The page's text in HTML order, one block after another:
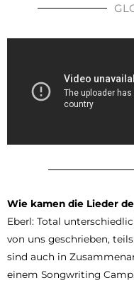
Wie kamen die Lieder
Eberl: Total
von uns geschrieben,
sind auch in
einem Songwriting